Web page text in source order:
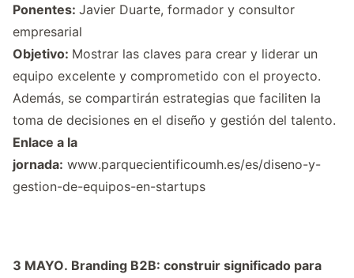
Ponentes: Javier Duarte, formador y consultor
empresarial
Objetivo: Mostrar las claves para crear y liderar un
equipo excelente y comprometido con el proyecto.
Además, se compartirán estrategias que faciliten la
toma de decisiones en el diseño y gestión del talento.
Enlace a la
jornada: www.parquecientificoumh.es/es/diseno-y-
gestion-de-equipos-en-startups
3 MAYO. Branding B2B: construir significado para